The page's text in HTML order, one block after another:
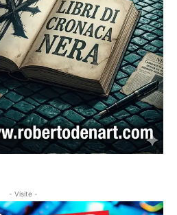
- Visite -